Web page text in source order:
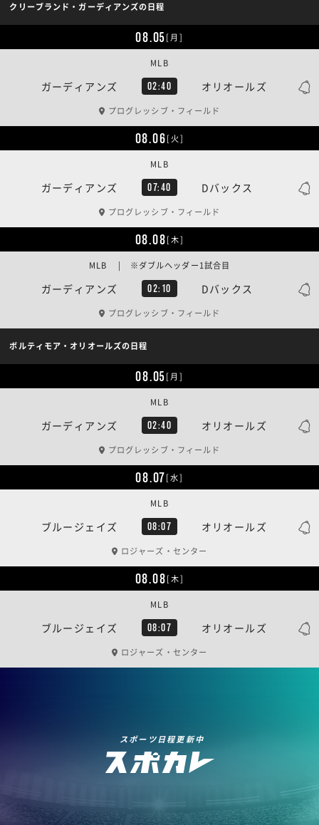
クリーブランド・ガーディアンズの日程
08.05[月]
ガーディアンズ 02:40 オリオールズ
MLB
プログレッシブ・フィールド
08.06[火]
ガーディアンズ 07:40 Dバックス
MLB
プログレッシブ・フィールド
08.08[木]
ガーディアンズ 02:10 Dバックス
MLB | ※ダブルヘッダー1試合目
プログレッシブ・フィールド
ボルティモア・オリオールズの日程
08.05[月]
ガーディアンズ 02:40 オリオールズ
MLB
プログレッシブ・フィールド
08.07[水]
ブルージェイズ 08:07 オリオールズ
MLB
ロジャーズ・センター
08.08[木]
ブルージェイズ 08:07 オリオールズ
MLB
ロジャーズ・センター
スポーツ日程更新中